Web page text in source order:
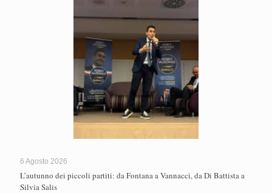
6 Agosto 2026
L’autunno dei piccoli partiti: da Fontana a Vannacci, da Di Battista a
Silvia Salis